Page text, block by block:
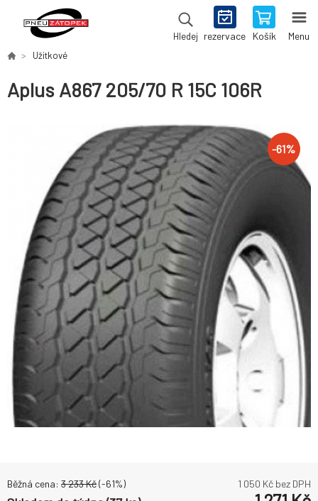
Hledej rezervace Košík Menu
Užitkové
Aplus A867 205/70 R 15C 106R
-61%
Běžná cena: 3 233Kč(-61%) 1 050 Kč bez DPH